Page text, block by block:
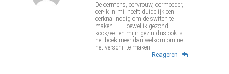
De oermens, oervrouw, oermoeder,
oer-ik in mij heeft duidelijk een
oerknal nodig om de switch te
maken..... Hoewel ik gezond
kook/eet en mijn gezin dus ook is
het boek meer dan welkom om net
het verschil te maken!
Reageren